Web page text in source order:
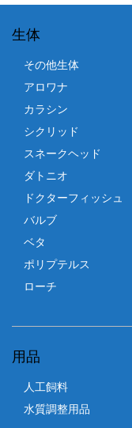
生体
その他生体
アロワナ
カラシン
シクリッド
スネークヘッド
ダトニオ
ドクターフィッシュ
バルブ
ベタ
ポリプテルス
ローチ
用品
人工飼料
水質調整用品